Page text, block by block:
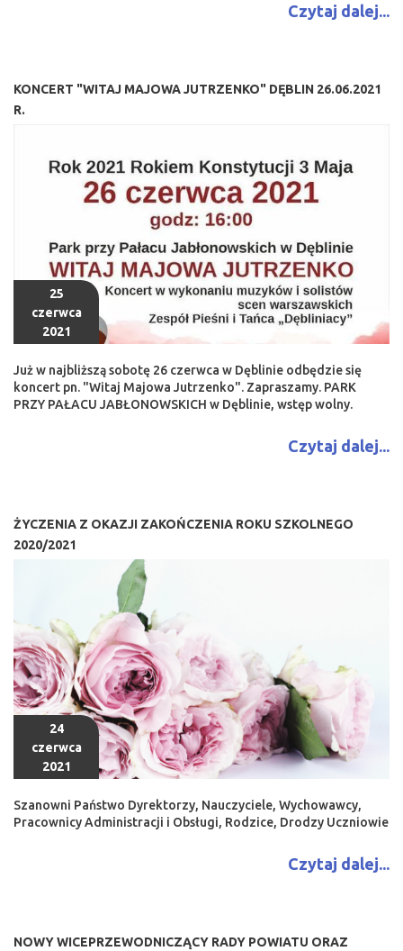
Czytaj dalej...
KONCERT "WITAJ MAJOWA JUTRZENKO" DĘBLIN 26.06.2021
R.
25
czerwca
2021
Już w najbliższą sobotę 26 czerwca w Dęblinie odbędzie się
koncert pn. "Witaj Majowa Jutrzenko". Zapraszamy. PARK
PRZY PAŁACU JABŁONOWSKICH w Dęblinie, wstęp wolny.
Czytaj dalej...
ŻYCZENIA Z OKAZJI ZAKOŃCZENIA ROKU SZKOLNEGO
2020/2021
24
czerwca
2021
Szanowni Państwo Dyrektorzy, Nauczyciele, Wychowawcy,
Pracownicy Administracji i Obsługi, Rodzice, Drodzy Uczniowie
Czytaj dalej...
NOWY WICEPRZEWODNICZĄCY RADY POWIATU ORAZ